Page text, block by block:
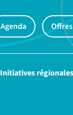
Agenda
Initiatives régionales